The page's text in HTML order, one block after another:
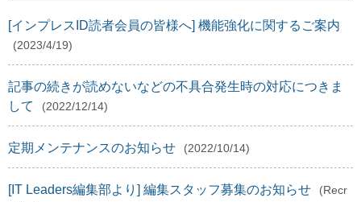
[インプレスID読者会員の皆様へ] 機能強化に関するご案内
(2023/4/19)
記事の続きが読めないなどの不具合発生時の対応につきま
して
(2022/12/14)
定期メンテナンスのお知らせ (2022/10/14)
[IT Leaders編集部より] 編集スタッフ募集のお知らせ
(Recr